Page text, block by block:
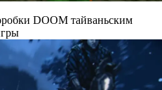
DOOM тайваньским